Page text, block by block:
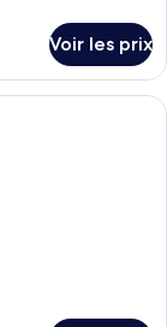
Voir les prix
d’hôtel avec un